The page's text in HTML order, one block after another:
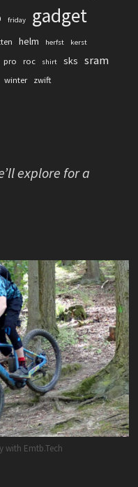
friday gadget
helm herfst kerst
pro roc shirt sks sram
winter zwift
explore for a
with Emtb.Tech